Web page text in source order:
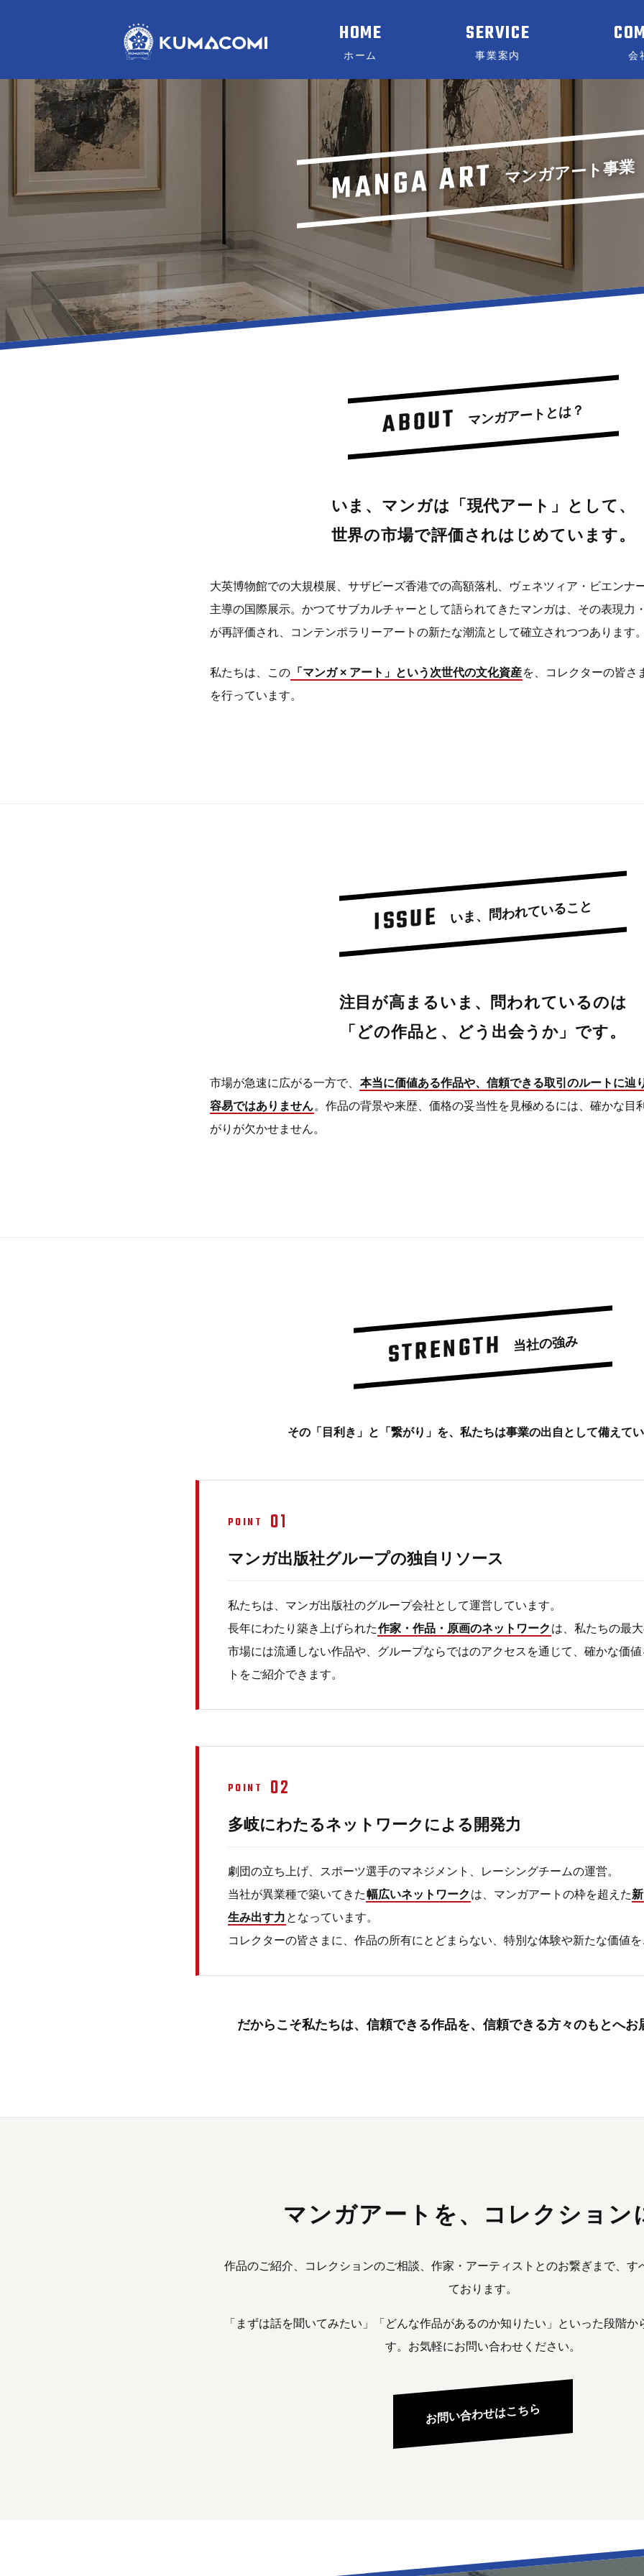
HOME
ホーム
SERVICE
事業案内 会
MANGA ART マンガアート事業
ABOUT マンガアートとは？
いま、マンガは「現代アート」として、
世界の市場で評価されはじめています。
大英博物館での大規模展、サザビーズ香港での高額落札、ヴェネツィア・ビエンナ
主導の国際展示。かつてサブカルチャーとして語られてきたマンガは、その表現力
が再評価され、コンテンポラリーアートの新たな潮流として確立されつつあります
私たちは、この 「マンガ × アート」という次世代の文化資産を、コレクターの皆さ
を行っています。
ISSUE いま、問われていること
注目が高まるいま、問われているのは
「どの作品と、どう出会うか」です。
市場が急速に広がる一方で、 本当に価値ある作品や、信頼できる取引のルートに辿
容易ではありません。作品の背景や来歴、価格の妥当性を見極めるには、確かな目
がりが欠かせません。
STRENGTH 当社の強み
その「目利き」と「繋がり」を、私たちは事業の出自として備えて
POINT 01
マンガ出版社グループの独自リソース
私たちは、マンガ出版社のグループ会社として運営しています。
長年にわたり築き上げられた作家・作品・原画のネットワーク は、私たちの最
市場には流通しない作品や、グループならではのアクセスを通じて、確かな価
トをご紹介できます。
POINT 02
多岐にわたるネットワークによる開発力
劇団の立ち上げ、スポーツ選手のマネジメント、レーシングチームの運営。
当社が異業種で築いてきた幅広いネットワーク は、マンガアートの枠を超えた
生み出す力 となっています。
コレクターの皆さまに、作品の所有にとどまらない、特別な体験や新たな価値
だからこそ私たちは、信頼できる作品を、 信頼できる方々のもとへお
マンガアートを、 コレクション
作品のご紹介、コレクションのご相談、作家・アーティストとのお繋ぎまで、す
ております。
「まずは話を聞いてみたい」「どんな作品があるのか知りたい」といった段階か
す。お気軽にお問い合わせください。
お問い合わせはこちら